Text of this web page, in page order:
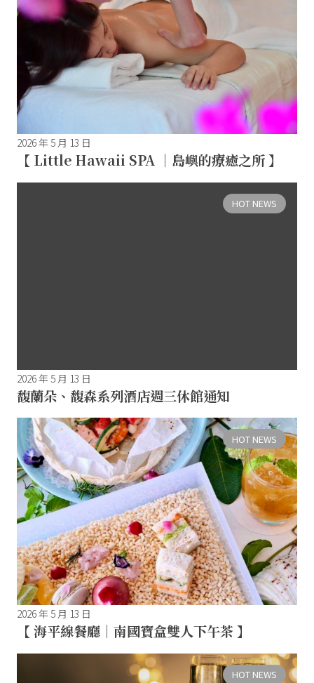
2026 年 5 月 13 日
【 Little Hawaii SPA ｜島嶼的療癒之所 】
HOT NEWS
2026 年 5 月 13 日
馥蘭朵、馥森系列酒店週三休館通知
HOT NEWS
2026 年 5 月 13 日
【 海平線餐廳｜南國寶盒雙人下午茶 】
HOT NEWS